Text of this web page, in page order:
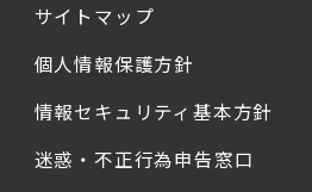
サイトマップ
個人情報保護方針
情報セキュリティ基本方針
迷惑・不正行為申告窓口